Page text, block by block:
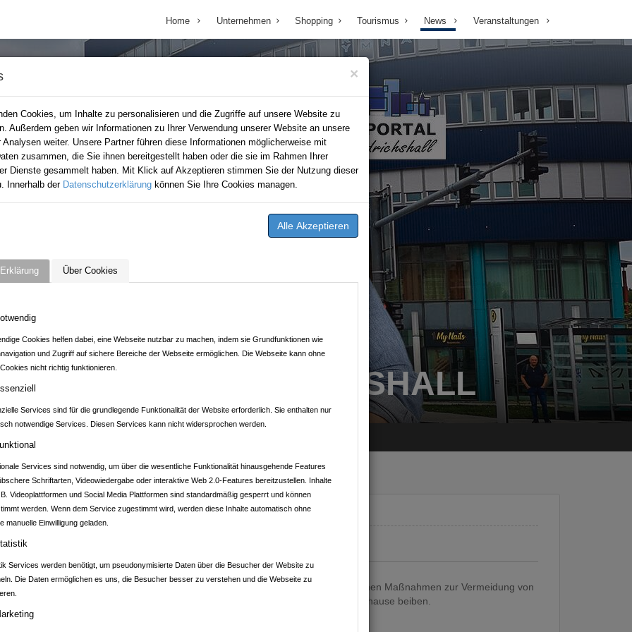
×
Cookies, um Inhalte zu personalisieren und die Zugriffe auf unsere Website zu
Außerdem geben wir Informationen zu Ihrer Verwendung unserer Website an unsere
Analysen weiter. Unsere Partner führen diese Informationen möglicherweise mit
zusammen, die Sie ihnen bereitgestellt haben oder die sie im Rahmen Ihrer
Dienste gesammelt haben. Mit Klick auf Akzeptieren stimmen Sie der Nutzung dieser
Innerhalb der Datenschutzerklärung können Sie Ihre Cookies managen.
Über Cookies
Cookies helfen dabei, eine Webseite nutzbar zu machen, indem sie Grundfunktionen wie
und Zugriff auf sichere Bereiche der Webseite ermöglichen. Die Webseite kann ohne
nicht richtig funktionieren.
Services sind für die grundlegende Funktionalität der Website erforderlich. Sie enthalten nur
notwendige Services. Diesen Services kann nicht widersprochen werden.
Services sind notwendig, um über die wesentliche Funktionalität hinausgehende Features
Schriftarten, Videowiedergabe oder interaktive Web 2.0-Features bereitzustellen. Inhalte
Videoplattformen und Social Media Plattformen sind standardmäßig gesperrt und können
werden. Wenn dem Service zugestimmt wird, werden diese Inhalte automatisch ohne
manuelle Einwilligung geladen.
Services werden benötigt, um pseudonymisierte Daten über die Besucher der Website zu
Die Daten ermöglichen es uns, die Besucher besser zu verstehen und die Webseite zu
Home Unternehmen Shopping Tourismus News Veranstaltungen
BAD FRIEDRICHSHALL
am15.03.2020vonLeintalzoo Schwaigern
LEINTALZOO IST GEÖFFNET.
Leintalzoo ist bislang noch uneingeschränkt geöffnet. Wir empfehlen die allgemeinen Maßnahmen zur Vermeidung von
auch bei Zoobesuch zu beachten. Wer sich krank fühlt sollte besser Zuhause beiben.